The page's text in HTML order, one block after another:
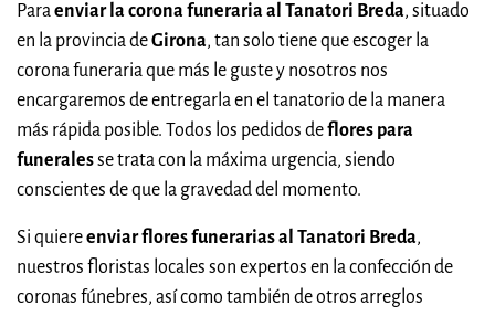
Paraenviar la corona funeraria al Tanatori Breda, situado
en la provincia deGirona, tan solo tiene que escoger la
corona funeraria que más le guste y nosotros nos
encargaremos de entregarla en el tanatorio de la manera
más rápida posible. Todos los pedidos deflores para
funeralesse trata con la máxima urgencia, siendo
conscientes de que la gravedad del momento.
Si quiereenviar flores funerarias al Tanatori Breda,
nuestros floristas locales son expertos en la confección de
coronas fúnebres, así como también de otros arreglos